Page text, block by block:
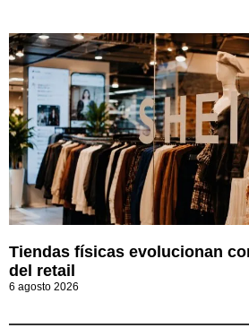
Tiendas físicas evolucionan
del retail
6 agosto 2026